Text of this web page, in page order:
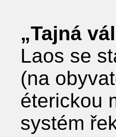
„Tajná
Laos se
(na
éterickou
systém